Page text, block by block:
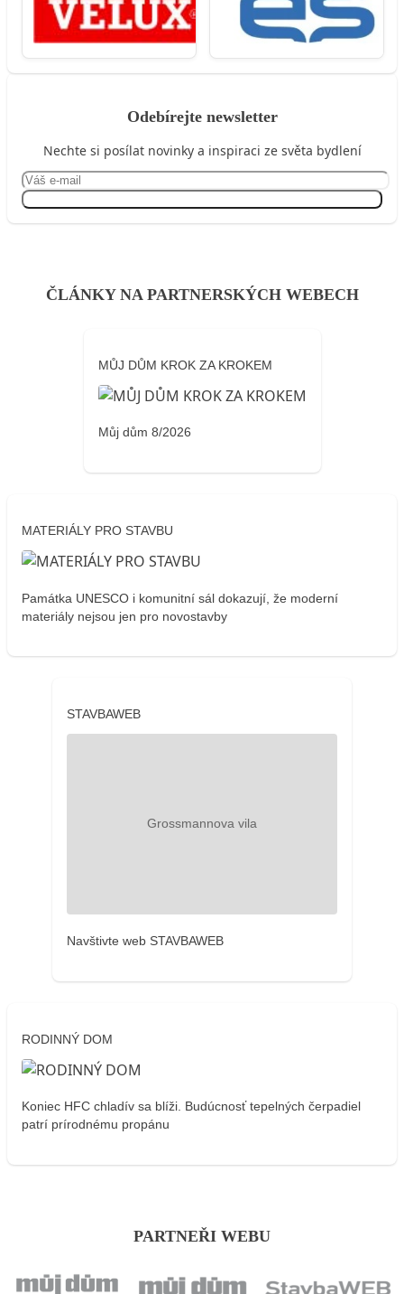
Odebírejte newsletter
Nechte si posílat novinky a inspiraci ze světa bydlení
ČLÁNKY NA PARTNERSKÝCH WEBECH
MŮJ DŮM KROK ZA KROKEM
Můj dům 8/2026
MATERIÁLY PRO STAVBU
Památka UNESCO i komunitní sál dokazují, že moderní
materiály nejsou jen pro novostavby
STAVBAWEB
Navštivte web STAVBAWEB
RODINNÝ DOM
Koniec HFC chladív sa blíži. Budúcnosť tepelných čerpadiel
patrí prírodnému propánu
PARTNEŘI WEBU